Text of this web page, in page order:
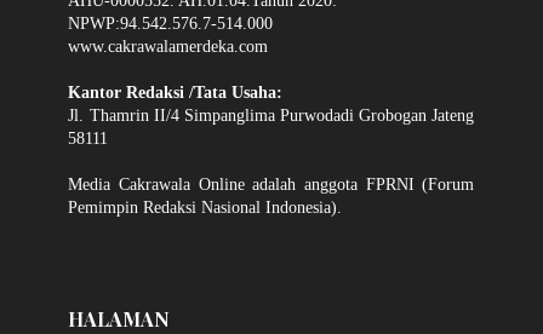
NPWP:94.542.576.7-514.000
www.cakrawalamerdeka.com
Kantor Redaksi /Tata Usaha:
Jl. Thamrin II/4 Simpanglima Purwodadi Grobogan Jateng
58111
Media Cakrawala Online adalah anggota FPRNI (Forum
Pemimpin Redaksi Nasional Indonesia).
HALAMAN